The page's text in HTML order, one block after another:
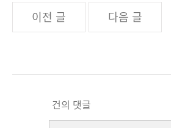
이전 글 다음 글
건의 댓글